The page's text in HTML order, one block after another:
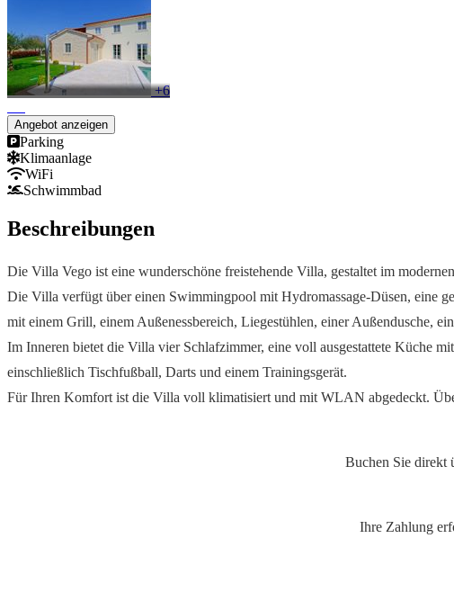
+6
Angebot anzeigen
Parking
Klimaanlage
WiFi
Schwimmbad
Beschreibungen
Die Villa Vego ist eine wunderschöne freistehende Villa, gestaltet im
Die Villa verfügt über einen Swimmingpool mit Hydromassage-Düsen, eine
mit einem Grill, einem Außenessbereich, Liegestühlen, einer Außendusche,
Im Inneren bietet die Villa vier Schlafzimmer, eine voll ausgestattete Küche
einschließlich Tischfußball, Darts und einem Trainingsgerät.
Für Ihren Komfort ist die Villa voll klimatisiert und mit WLAN abgedeckt.
Buchen Sie direkt über unsere Website und
Sichere
Ihre Zahlung erfolgt über einen sicheren,